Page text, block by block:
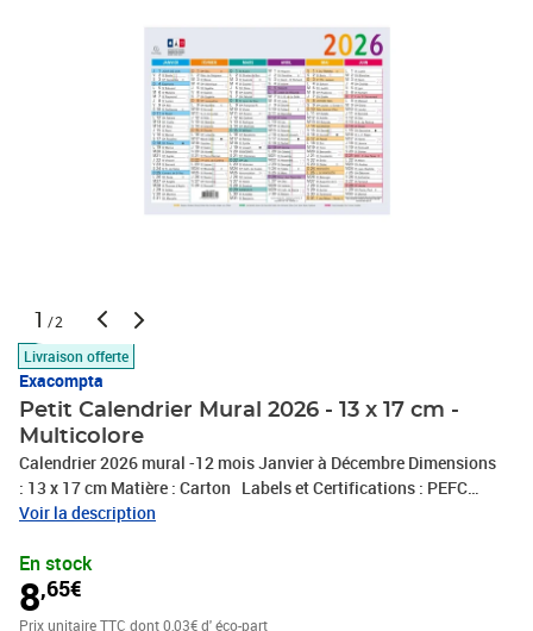
1 /2
Livraison offerte
Exacompta
Petit Calendrier Mural 2026 - 13 x 17 cm -
Multicolore
Calendrier 2026 mural -12 mois Janvier à Décembre Dimensions
: 13 x 17 cm Matière : Carton Labels et Certifications : PEFC
(fibres de papier issues de forêts gérées durablement) -
Voir la description
En stock
8,65€
Prix unitaire TTC dont 0,03€ d'éco-part